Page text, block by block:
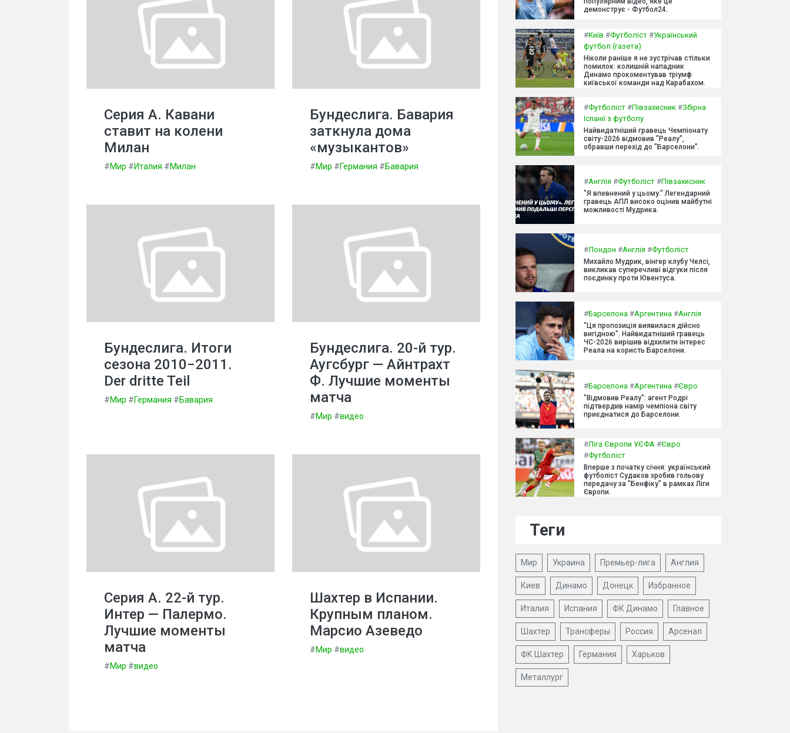
Серия А. Кавани
ставит на колени
Милан
#Мир #Италия #Милан
Бундеслига. Бавария
заткнула дома
«музыкантов»
#Мир #Германия #Бавария
Бундеслига. Итоги
сезона 2010−2011.
Der dritte Teil
#Мир #Германия #Бавария
Бундеслига. 20-й тур.
Аугсбург — Айнтрахт
Ф. Лучшие моменты
матча
#Мир #видео
Серия А. 22-й тур.
Интер — Палермо.
Лучшие моменты
матча
#Мир #видео
Шахтер в Испании.
Крупным планом.
Марсио Азеведо
#Мир #видео
демонструє - Футбол24.
#Київ #Футболіст #Український
футбол (газета)
Ніколи раніше я не зустрічав стільки
помилок: колишній нападник
Динамо прокоментував тріумф
київської команди над Карабахом.
#Футболіст #Півзахисник #Збірна
Іспанії з футболу
Найвидатніший гравець Чемпіонату
світу-2026 відмовив "Реалу",
обравши перехід до "Барселони".
#Англія #Футболіст #Півзахисник
"Я впевнений у цьому." Легендарний
гравець АПЛ високо оцінив майбутні
можливості Мудрика.
#Лондон #Англія #Футболіст
Михайло Мудрик, вінгер клубу Челсі,
викликав суперечливі відгуки після
поєдинку проти Ювентуса.
#Барселона #Аргентина #Англія
"Ця пропозиція виявилася дійсно
вигідною". Найвидатніший гравець
ЧС-2026 вирішив відхилити інтерес
Реала на користь Барселони.
#Барселона #Аргентина #Євро
"Відмовив Реалу": агент Родрі
підтвердив намір чемпіона світу
приєднатися до Барселони.
#Ліга Європи УЄФА #Євро
#Футболіст
Вперше з початку січня: український
футболіст Судаков зробив гольову
передачу за "Бенфіку" в рамках Ліги
Європи.
Теги
Мир Украина Премьер-лига Англия
Киев Динамо Донецк Избранное
Италия Испания ФК Динамо Главное
Шахтер Трансферы Россия Арсенал
ФК Шахтер Германия Харьков
Металлург